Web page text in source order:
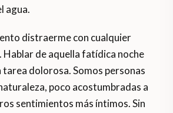
agua.
distraerme con cualquier
Hablar de aquella fatídica noche
tarea dolorosa. Somos personas
poco acostumbradas a
sentimientos más íntimos. Sin